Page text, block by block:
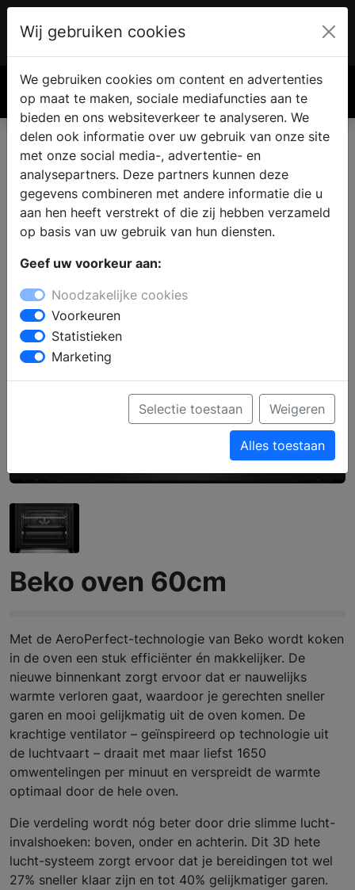
€ 0.00
Beko oven 60cm
Met de AeroPerfect-technologie van Beko wordt koken
in de oven een stuk efficiënter én makkelijker. De
nieuwe binnenkant zorgt ervoor dat er nauwelijks
warmte verloren gaat, waardoor je gerechten sneller
garen en mooi gelijkmatig uit de oven komen. De
krachtige ventilator – geïnspireerd op technologie uit
de luchtvaart – draait met maar liefst 1650
omwentelingen per minuut en verspreidt de warmte
optimaal door de hele oven.
Die verdeling wordt nóg beter door drie slimme lucht-
invalshoeken: boven, onder en achterin. Dit 3D hete
lucht-systeem zorgt ervoor dat je bereidingen tot wel
27% sneller klaar zijn en tot 40% gelijkmatiger garen.
Wij gebruiken cookies
We gebruiken cookies om content en advertenties
op maat te maken, sociale mediafuncties aan te
bieden en ons websiteverkeer te analyseren. We
delen ook informatie over uw gebruik van onze site
met onze social media-, advertentie- en
analysepartners. Deze partners kunnen deze
gegevens combineren met andere informatie die u
aan hen heeft verstrekt of die zij hebben verzameld
op basis van uw gebruik van hun diensten.
Geef uw voorkeur aan:
Noodzakelijke cookies
Voorkeuren
Statistieken
Marketing
Selectie toestaan Weigeren
Alles toestaan